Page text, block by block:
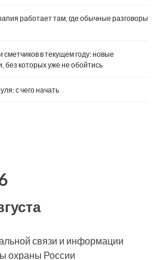
работает там, где обычные разговоры
сметчиков в текущем году: новые
без которых уже не обойтись
с чего начать
связи и информации
охраны России